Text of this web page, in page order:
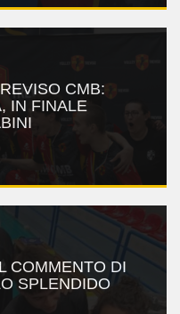
CMB:
IN FINALE
COMMENTO DI
SPLENDIDO